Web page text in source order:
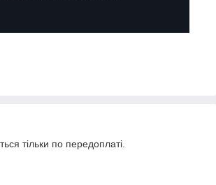
тільки по передоплаті.